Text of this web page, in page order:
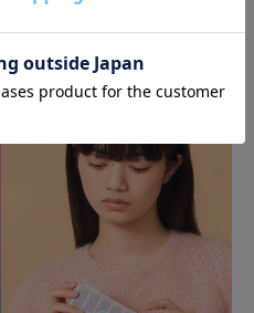
キャセリーニ
【WICKED× Casselini】フォトコラー
ジュポーチ